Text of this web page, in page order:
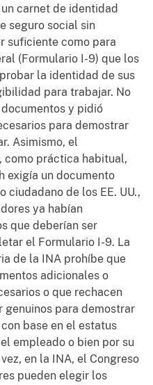
carnet de identidad
seguro social sin
suficiente como para
(Formulario I-9) que los
la identidad de sus
para trabajar. No
y pidió
para demostrar
Asimismo, el
como práctica habitual,
exigía un documento
ciudadano de los EE. UU.,
ya habían
que deberían ser
el Formulario I-9. La
de la INA prohíbe que
adicionales o
o que rechacen
genuinos para demostrar
base en el estatus
empleado o bien por su
en la INA, el Congreso
pueden elegir los